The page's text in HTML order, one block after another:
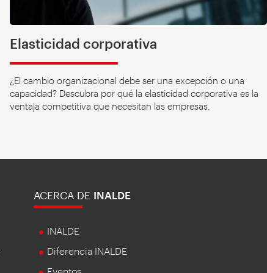
Elasticidad corporativa
¿El cambio organizacional debe ser una excepción o una
capacidad? Descubra por qué la elasticidad corporativa es la
ventaja competitiva que necesitan las empresas.
ACERCA DE INALDE
INALDE
Diferencia INALDE